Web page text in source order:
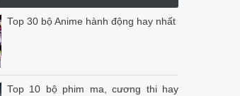
Top 30 bộ Anime hành động hay nhất
Top 10 bộ phim ma, cương thi hay